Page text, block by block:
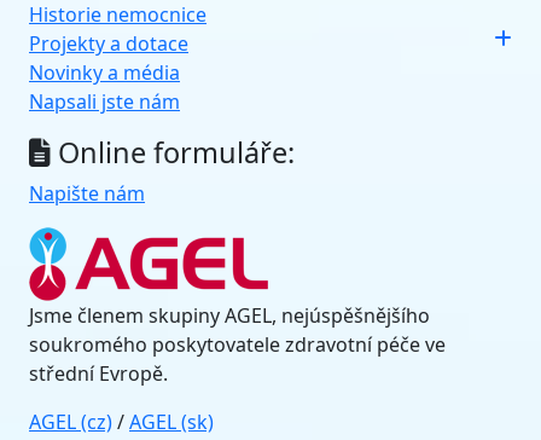
Historie nemocnice
Projekty a dotace
Novinky a média
Napsali jste nám
Online formuláře:
Napište nám
Jsme členem skupiny AGEL, nejúspěšnějšího
soukromého poskytovatele zdravotní péče ve
střední Evropě.
AGEL (cz)/AGEL (sk)